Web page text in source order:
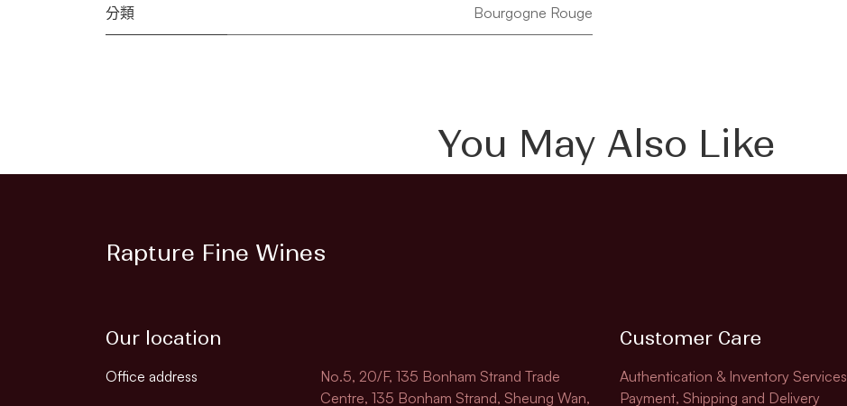
分類 Bourgogne Rouge
You May Also Like
Rapture Fine Wines
Our location
Office address
No.5, 20/F, 135 Bonham Strand Trade
Centre, 135 Bonham Strand, Sheung Wan,
Customer Care
Authentication & Inventory Services
Payment, Shipping and Delivery